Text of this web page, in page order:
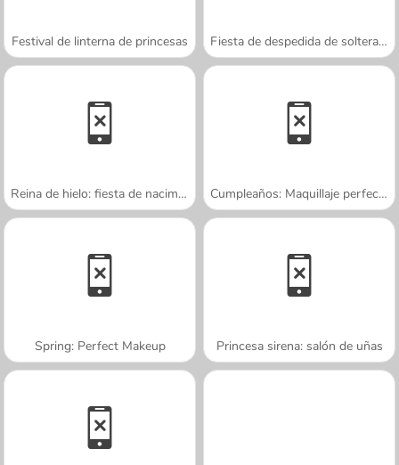
Festival de linterna de princesas Fiesta de despedida de soltera real
Reina de hielo: fiesta de nacimiento Cumpleaños: Maquillaje perfecto
Spring: Perfect Makeup Princesa sirena: salón de uñas